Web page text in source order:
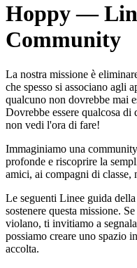
Hoppy —
Community
La nostra missione è
che spesso si associano agli
qualcuno non dovrebbe mai
Dovrebbe essere qualcosa di
non vedi l'ora di fare!
Immaginiamo una
profonde e riscoprire la
amici, ai compagni di
Le seguenti Linee guida
sostenere questa missione.
violano, ti invitiamo a
possiamo creare uno spazio
accolta.